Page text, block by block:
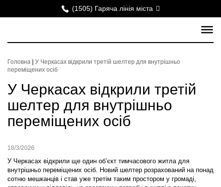
(1505) Гаряча лінія міста
Головна
У Черкасах відкрили третій шелтер для внутрішньо
переміщених осіб
У Черкасах відкрили третій
шелтер для внутрішньо
переміщених осіб
18/3/2026
У Черкасах відкрили ще один об’єкт тимчасового житла для
внутрішньо переміщених осіб. Новий шелтер розрахований на понад
сотню мешканців і став уже третім таким простором у громаді,